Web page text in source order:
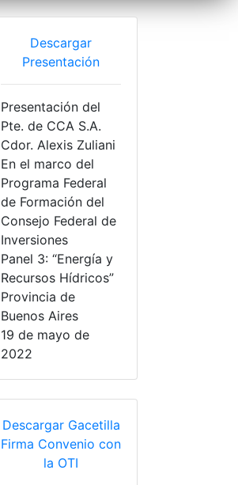
Descargar
Presentación
Presentación del
Pte. de CCA S.A.
Cdor. Alexis Zuliani
En el marco del
Programa Federal
de Formación del
Consejo Federal de
Inversiones
Panel 3: “Energía y
Recursos Hídricos”
Provincia de
Buenos Aires
19 de mayo de
2022
Descargar Gacetilla
Firma Convenio con
la OTI